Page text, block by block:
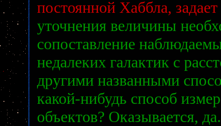
постоянной Хаббла,
уточнения величины
сопоставление
недалеких галактик с
другими названными
какой-нибудь способ
объектов? Оказывается,